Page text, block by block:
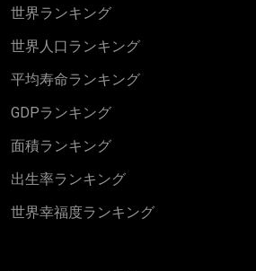
世界ランキング
世界人口ランキング
平均寿命ランキング
GDPランキング
面積ランキング
出生率ランキング
世界幸福度ランキング